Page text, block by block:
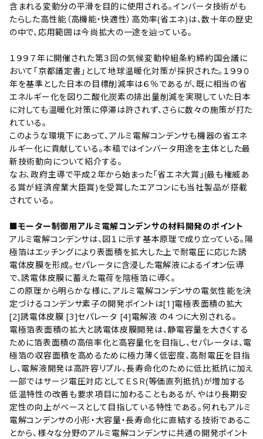
含まれる変動分の平滑を目的に使用される。インバータ技術がも
たらした高性能（高機能・快適性）高効率(省エネ)は、数十年の歴史
の中で、応用範囲は今尚拡大の一途を辿っている。
１９９７年に開催された第３回の気候変動枠組条約締約国会議に
おいて「京都議定書」として地球温暖化対策が採択された。１９９０
年を基準とした日本の目標削減率は６％であるが、既に相当の省
エネルギー化を図り二酸化炭素の排出量削減を実現していた日本
に対しても温暖化対策に停滞は許されず、さらに数々の施策が打た
れている。
このような環境下にあって、アルミ電解コンデンサも機器の省エネ
ルギー化に貢献している。本稿ではインバータ用途を主体とした最
新技術動向について紹介する。
なお、政府主導で平成２年から始まった「省エネ大賞」(最も権威あ
る賞が経済産業大臣賞)を受賞したエアコンにも当社製品が搭載
されている。
■モーター制御用アルミ電解コンデンサの材料開発のポイント
アルミ電解コンデンサは、図１に示す基本原理で成り立っている。陽
極箔はエッチングにより表面積を拡大した上で耐電圧に応じた誘
電体皮膜を形成。セパレータに含浸した電解液によるイオン伝導
で、誘電体皮膜に蓄えた電荷を陰極箔に導く。
この原理から明らかな様に、アルミ電解コンデンサの電気性能を決
定づけるコンデンサ素子の開発ポイントは[1]電極表面積の拡大
[2]誘電体皮膜 [3]セパレータ [4]電解液 の４つに大別される。
電極箔表面積の拡大と誘電体皮膜開発は、静電容量を大きくする
ために箔表面積の高倍率化と高容量化を目指し、セパレータは、電
極箔の収容面積を高めるために極力薄く低密度、高耐電圧を目指
し、電解液開発は高許容リプル、長寿命化のために低比抵抗に加え
一部ではサージ電圧対応としてＥＳＲ(等価直列抵抗)が増加する
低温特性の改善も要求項目に加わることもあるが、やはり長期安
定性の向上がベースとして目指している特性である。何れもアルミ
電解コンデンサの小形・大容量・長寿命化に直結する技術であるこ
とから、様々な分野のアルミ電解コンデンサに共通の開発ポイント